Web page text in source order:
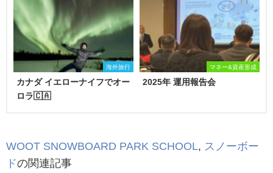
海外旅行
カナダ イエローナイフでオー
ロラ🇨🇦
マネー&資産形成
2025年 運用報告会
WOOT SNOWBOARD PARK SCHOOL, スノーボー
ドの関連記事